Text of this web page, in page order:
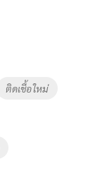
ติดเชื้อใหม่